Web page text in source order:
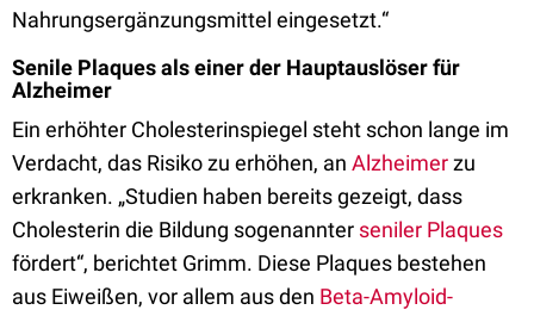
Nahrungsergänzungsmittel eingesetzt.“
Senile Plaques als einer der Hauptauslöser für
Alzheimer
Ein erhöhter Cholesterinspiegel steht schon lange im
Verdacht, das Risiko zu erhöhen, an Alzheimerzu
erkranken. „Studien haben bereits gezeigt, dass
Cholesterin die Bildung sogenannter seniler Plaques
fördert“, berichtet Grimm. Diese Plaques bestehen
aus Eiweißen, vor allem aus den Beta-Amyloid-